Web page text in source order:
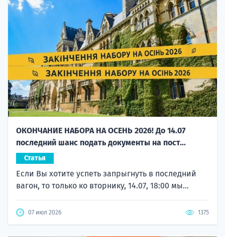
ОКОНЧАНИЕ НАБОРА НА ОСЕНЬ 2026! До 14.07
последний шанс подать документы на пост...
Статья
Если Вы хотите успеть запрыгнуть в последний
вагон, то только ко вторнику, 14.07, 18:00 мы...
07 июл 2026 1375